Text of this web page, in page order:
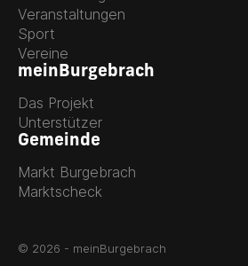
Veranstaltungen
Sport
Vereine
meinBurgebrach
Das Projekt
Unterstützer
Gemeinde
Markt Burgebrach
Marktscheck
© 2026 - meinBurgebrach